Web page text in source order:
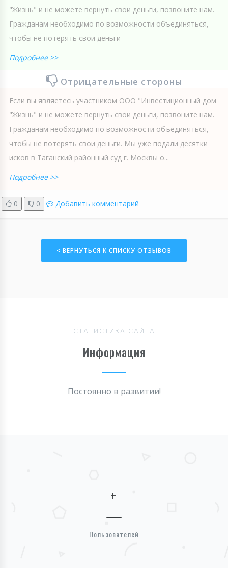
"Жизнь" и не можете вернуть свои деньги, позвоните нам.
Гражданам необходимо по возможности объединяться,
чтобы не потерять свои деньги
Подробнее >>
Отрицательные стороны
Если вы являетесь участником ООО "Инвестиционный дом
"Жизнь" и не можете вернуть свои деньги, позвоните нам.
Гражданам необходимо по возможности объединяться,
чтобы не потерять свои деньги. Мы уже подали десятки
исков в Таганский районный суд г. Москвы о...
Подробнее >>
0 0 Добавить комментарий
< ВЕРНУТЬСЯ К СПИСКУ ОТЗЫВОВ
СТАТИСТИКА САЙТА
Информация
Постоянно в развитии!
+
Пользователей